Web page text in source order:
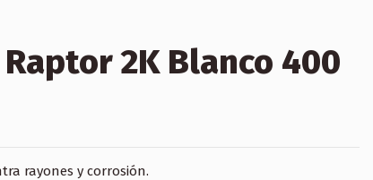
2K Blanco 400
rayones y corrosión.